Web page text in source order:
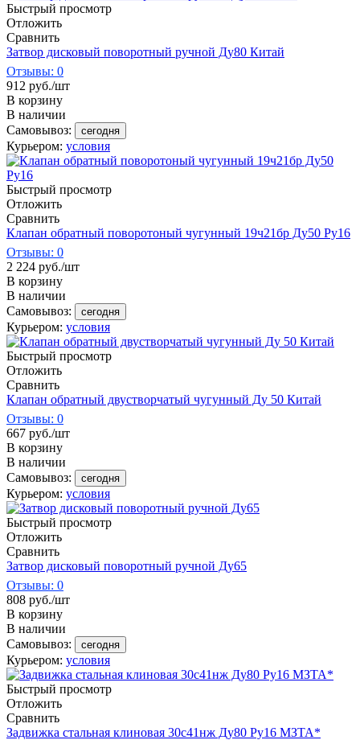
Быстрый просмотр
Отложить
Сравнить
Затвор дисковый поворотный ручной Ду80 Китай
Отзывы: 0
912 руб./шт
В корзину
В наличии
Самовывоз:
сегодня
Курьером: условия
Быстрый просмотр
Отложить
Сравнить
Клапан обратный поворотоный чугунный 19ч21бр Ду50 Ру16
Отзывы: 0
2 224 руб./шт
В корзину
В наличии
Самовывоз:
сегодня
Курьером: условия
Быстрый просмотр
Отложить
Сравнить
Клапан обратный двустворчатый чугунный Ду 50 Китай
Отзывы: 0
667 руб./шт
В корзину
В наличии
Самовывоз:
сегодня
Курьером: условия
Быстрый просмотр
Отложить
Сравнить
Затвор дисковый поворотный ручной Ду65
Отзывы: 0
808 руб./шт
В корзину
В наличии
Самовывоз:
сегодня
Курьером: условия
Быстрый просмотр
Отложить
Сравнить
Задвижка стальная клиновая 30с41нж Ду80 Ру16 МЗТА*